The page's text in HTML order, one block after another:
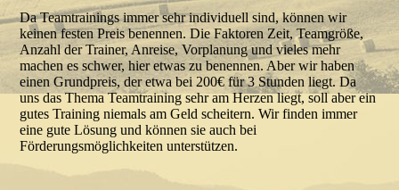
Da Teamtrainings immer sehr individuell sind, können wir
keinen festen Preis benennen. Die Faktoren Zeit, Teamgröße,
Anzahl der Trainer, Anreise, Vorplanung und vieles mehr
machen es schwer, hier etwas zu benennen. Aber wir haben
einen Grundpreis, der etwa bei 200€ für 3 Stunden liegt. Da
uns das Thema Teamtraining sehr am Herzen liegt, soll aber ein
gutes Training niemals am Geld scheitern. Wir finden immer
eine gute Lösung und können sie auch bei
Förderungsmöglichkeiten unterstützen.